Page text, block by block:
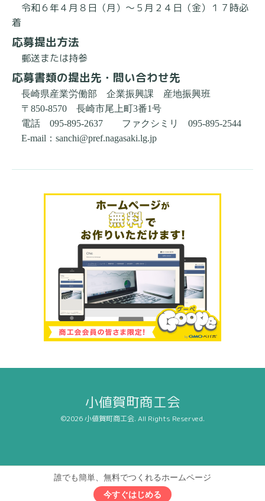
令和６年４月８日（月）～５月２４日（金）１７時必
着
応募提出方法
郵送または持参
応募書類の提出先・問い合わせ先
長崎県産業労働部 企業振興課 産地振興班
〒850-8570 長崎市尾上町3番1号
電話 095-895-2637 ファクシミリ 095-895-2544
E-mail：sanchi@pref.nagasaki.lg.jp
小値賀町商工会
©2026小値賀町商工会. All Rights Reserved.
誰でも簡単、無料でつくれるホームページ
今すぐはじめる